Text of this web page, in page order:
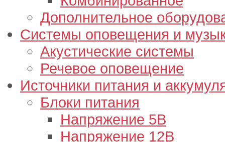
Дополнительное
Системы оповещения и
Акустические системы
Речевое оповещение
Источники питания и
Блоки питания
Напряжение 5В
Напряжение 12В